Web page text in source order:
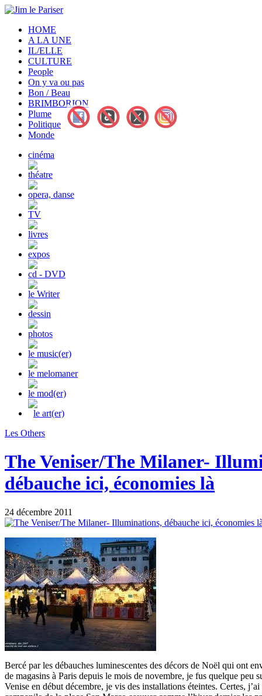
HOME
A LA UNE
IL/ELLE
CULTURE
People
On y va ou pas
Bon / Beau
BRIMBORION
Plume
Politique
Monde
cinéma
théatre
opera, danse
TV
livres
expos
cd - DVD
le Writer
dessin
photos
le music(er)
le melomaner
le mod(er)
le art(er)
Les Others
The Veniser/The Milaner-
débauche ici, économies là
24 décembre 2011
Bercé par les débauches luminescentes des décors de Noël qui ont
de magasins à Paris depuis le mois de novembre, je fus quelque peu
Venise en début décembre, je vis des installations éteintes. Certes,